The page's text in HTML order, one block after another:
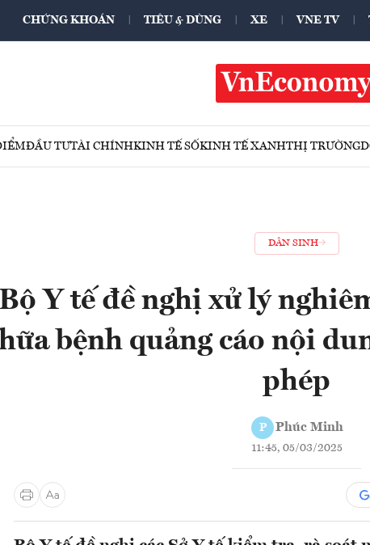
CHỨNG KHOÁN TIÊU & DÙNG XE VNE TV
ĐẦU TƯTÀI CHÍNHKINH TẾ SỐKINH TẾ XANHTHỊ TRƯỜNG
DÂN SINH
Y tế đề nghị xử lý
bệnh quảng cáo nội
phép
P Phúc Minh
11:45, 05/03/2025